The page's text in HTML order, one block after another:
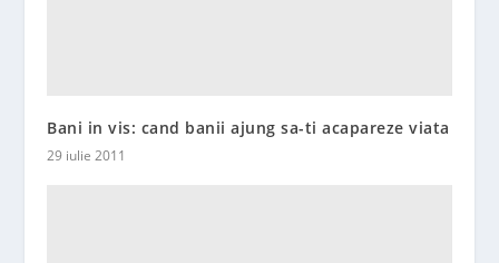
Bani in vis: cand banii ajung sa-ti acapareze viata
29 iulie 2011